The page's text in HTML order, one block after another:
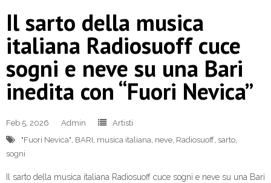
Il sarto della musica
italiana Radiosuoff cuce
sogni e neve su una Bari
inedita con “Fuori Nevica”
Feb 5, 2026 Admin
Artisti
"Fuori Nevica", BARI, musica italiana, neve, Radiosuoff, sarto,
sogni
Il sarto della musica italiana Radiosuoff cuce sogni e neve su una Bari